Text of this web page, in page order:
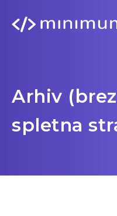
Prednosti
Premium
Arhiv
spletna